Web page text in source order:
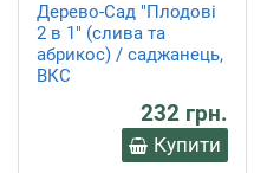
Дерево-Сад "Плодові
2 в 1" (слива та
абрикос) / саджанець,
ВКС
232 грн.
Купити